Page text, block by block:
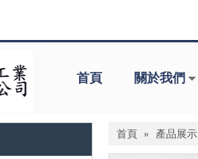
首頁 關於我們
首頁 » 產品展示